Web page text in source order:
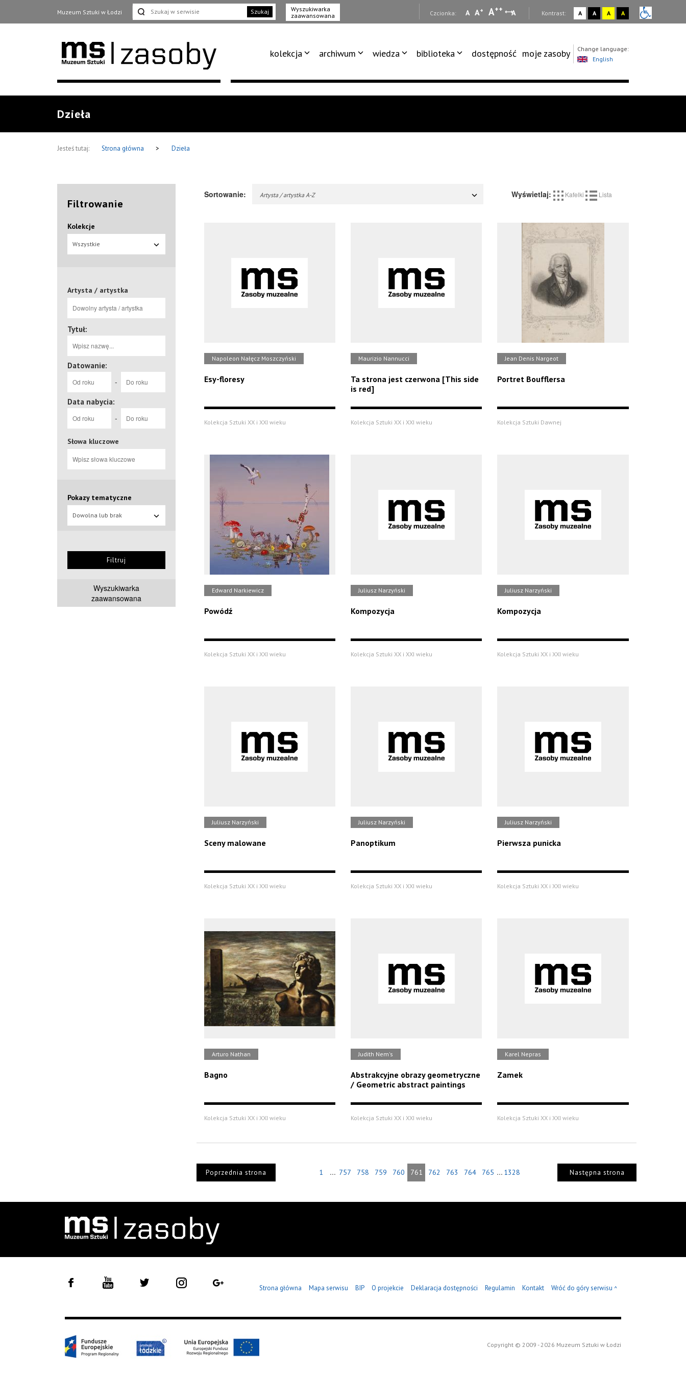
Muzeum Sztuki w Łodzi Szukaj
Wyszukiwarka
zaawansowana
Czcionka: A A+ A++ A Kontrast: A A A A
kolekcja archiwum wiedza biblioteka dostępność moje zasoby
Change language:
English
Dzieła
Jesteś tutaj: Strona główna > Dzieła
Filtrowanie
Kolekcje
Wszystkie
Artysta / artystka
Tytuł:
Datowanie:
-
Data nabycia:
-
Słowa kluczowe
Pokazy tematyczne
Dowolna lub brak
Filtruj
Wyszukiwarka
zaawansowana
Sortowanie: Artysta / artystka A-Z Wyświetlaj: Kafelki Lista
Napoleon Nałęcz Moszczyński
Esy-floresy
Kolekcja Sztuki XX i XXI wieku
Maurizio Nannucci
Ta strona jest czerwona [This side
is red]
Kolekcja Sztuki XX i XXI wieku
Jean Denis Nargeot
Portret Boufflersa
Kolekcja Sztuki Dawnej
Edward Narkiewicz
Powódź
Kolekcja Sztuki XX i XXI wieku
Juliusz Narzyński
Kompozycja
Kolekcja Sztuki XX i XXI wieku
Juliusz Narzyński
Kompozycja
Kolekcja Sztuki XX i XXI wieku
Juliusz Narzyński
Sceny malowane
Kolekcja Sztuki XX i XXI wieku
Juliusz Narzyński
Panoptikum
Kolekcja Sztuki XX i XXI wieku
Juliusz Narzyński
Pierwsza punicka
Kolekcja Sztuki XX i XXI wieku
Arturo Nathan
Bagno
Kolekcja Sztuki XX i XXI wieku
Judith Nem's
Abstrakcyjne obrazy geometryczne
/ Geometric abstract paintings
Kolekcja Sztuki XX i XXI wieku
Karel Nepras
Zamek
Kolekcja Sztuki XX i XXI wieku
Poprzednia strona 1 ... 757 758 759 760 761 762 763 764 765 ... 1328 Następna strona
Strona główna Mapa serwisu BIP O projekcie Deklaracja dostępności Regulamin Kontakt Wróć do góry serwisu ^
Copyright © 2009 - 2026 Muzeum Sztuki w Łodzi